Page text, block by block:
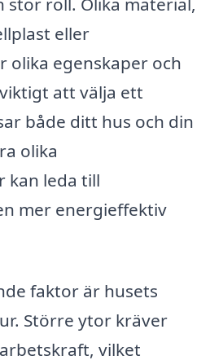
eller
olika egenskaper och
att välja ett
både ditt hus och din
olika
kan leda till
mer energieffektiv
faktor är husets
Större ytor kräver
vilket